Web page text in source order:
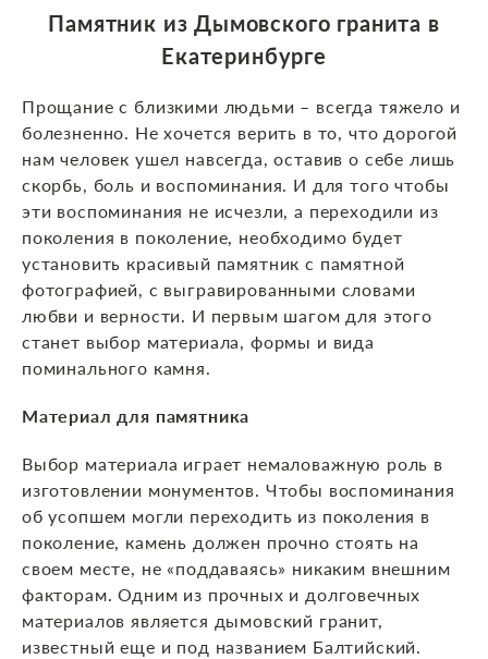
Памятник из Дымовского гранита в
Екатеринбурге
Прощание с близкими людьми – всегда тяжело и
болезненно. Не хочется верить в то, что дорогой
нам человек ушел навсегда, оставив о себе лишь
скорбь, боль и воспоминания. И для того чтобы
эти воспоминания не исчезли, а переходили из
поколения в поколение, необходимо будет
установить красивый памятник с памятной
фотографией, с выгравированными словами
любви и верности. И первым шагом для этого
станет выбор материала, формы и вида
поминального камня.
Материал для памятника
Выбор материала играет немаловажную роль в
изготовлении монументов. Чтобы воспоминания
об усопшем могли переходить из поколения в
поколение, камень должен прочно стоять на
своем месте, не «поддаваясь» никаким внешним
факторам. Одним из прочных и долговечных
материалов является дымовский гранит,
известный еще и под названием Балтийский.